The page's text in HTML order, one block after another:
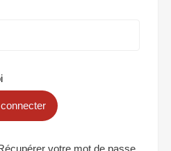
votre mot de passe